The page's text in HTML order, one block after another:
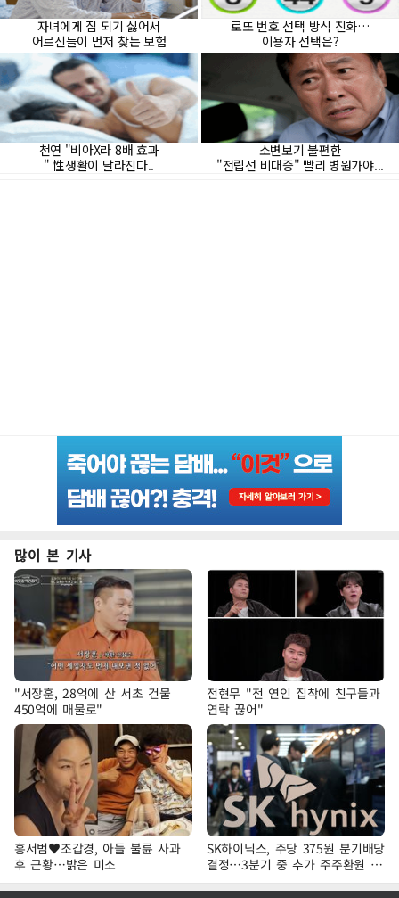
많이 본 기사
"서장훈, 28억에 산 서초 건물
450억에 매물로"
전현무 "전 연인 집착에 친구들과
연락 끊어"
홍서범♥조갑경, 아들 불륜 사과
후 근황…밝은 미소
SK하이닉스, 주당 375원 분기배당
결정…3분기 중 추가 주주환원 발
표